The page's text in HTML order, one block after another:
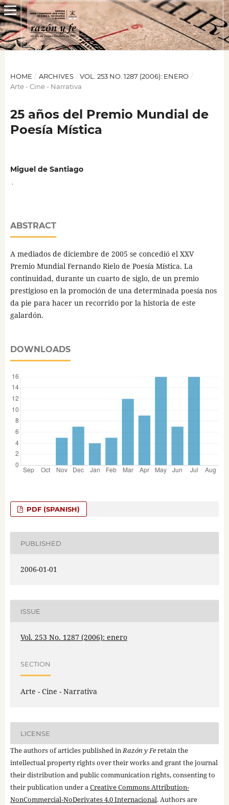
HOME / ARCHIVES / VOL. 253 NO. 1287 (2006): ENERO /
Arte - Cine - Narrativa
25 años del Premio Mundial de
Poesía Mística
Miguel de Santiago
ABSTRACT
A mediados de diciembre de 2005 se concedió el XXV
Premio Mundial Fernando Rielo de Poesía Mística. La
continuidad, durante un cuarto de siglo, de un premio
prestigioso en la promoción de una determinada poesía nos
da pie para hacer un recorrido por la historia de este
galardón.
DOWNLOADS
PDF (SPANISH)
PUBLISHED
2006-01-01
ISSUE
Vol. 253 No. 1287 (2006): enero
SECTION
Arte - Cine - Narrativa
LICENSE
The authors of articles published inRazón y Feretain the
intellectual property rights over their works and grant the journal
their distribution and public communication rights, consenting to
their publication under aCreative Commons Attribution-
NonCommercial-NoDerivates 4.0 Internacional. Authors are